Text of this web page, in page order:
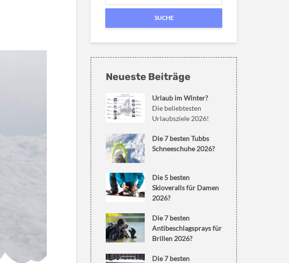
SUCHE
Neueste Beiträge
Urlaub im Winter?
Die beliebtesten
Urlaubsziele 2026!
Die 7 besten Tubbs
Schneeschuhe 2026?
Die 5 besten
Skioveralls für Damen
2026?
Die 7 besten
Antibeschlagsprays für
Brillen 2026?
Die 7 besten